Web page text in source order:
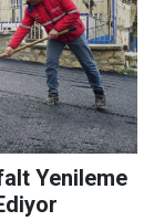
Yenileme